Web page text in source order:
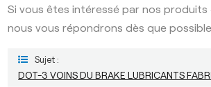
Si vous êtes intéressé par nos produits
nous vous répondrons dès que possible.
Sujet :
DOT-3 VOINS DU BRAKE LUBRICANTS